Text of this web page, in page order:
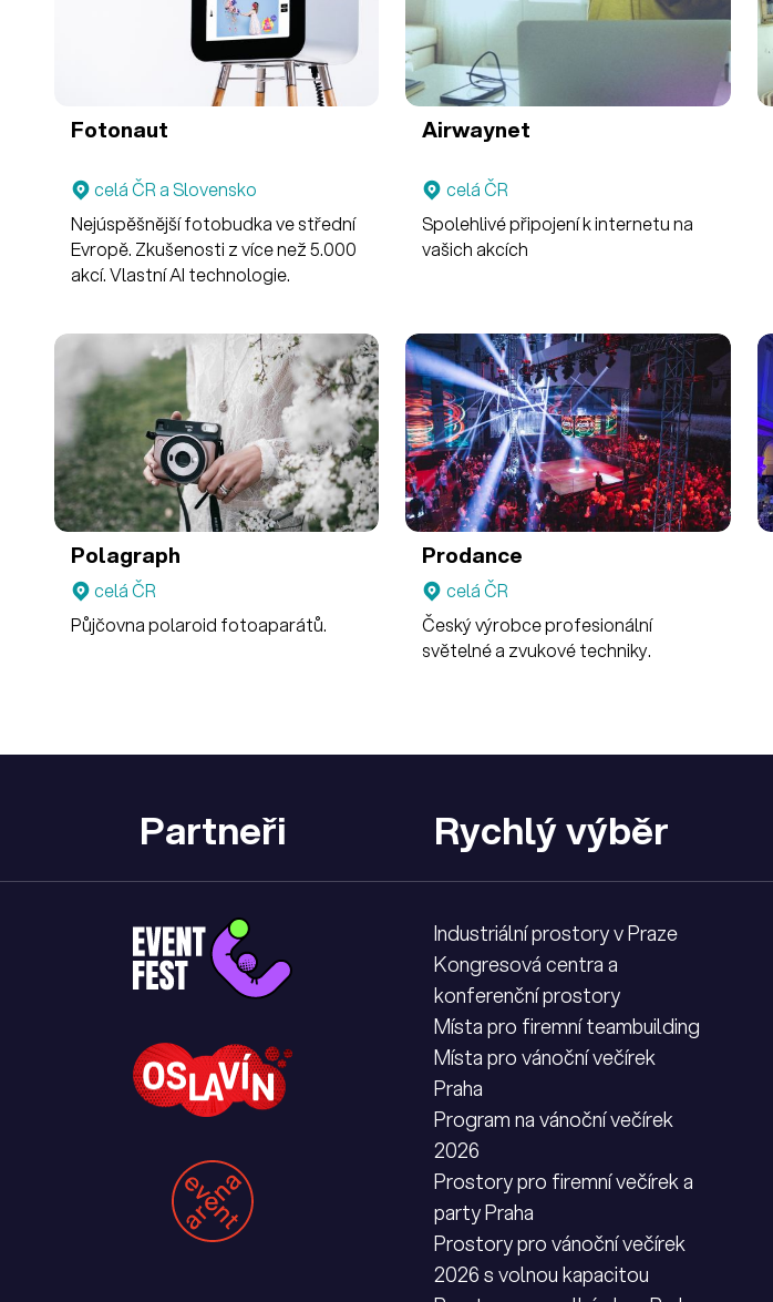
Fotonaut
celá ČR a Slovensko
Nejúspěšnější fotobudka ve střední
Evropě. Zkušenosti z více než 5.000
akcí. Vlastní AI technologie.
Airwaynet
celá ČR
Spolehlivé připojení k internetu na
vašich akcích
Polagraph
celá ČR
Půjčovna polaroid fotoaparátů.
Prodance
celá ČR
Český výrobce profesionální
světelné a zvukové techniky.
Partneři Rychlý výběr
Industriální prostory v Praze
Kongresová centra a
konferenční prostory
Místa pro firemní teambuilding
Místa pro vánoční večírek
Praha
Program na vánoční večírek
2026
Prostory pro firemní večírek a
party Praha
Prostory pro vánoční večírek
2026 s volnou kapacitou